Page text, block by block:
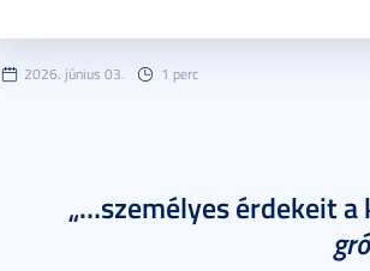
2026. június 03. 1 perc
„…személyes érdekeit